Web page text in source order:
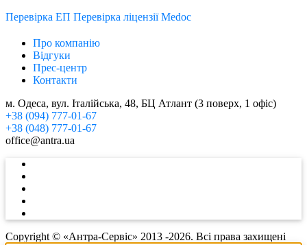
Перевірка ЕП Перевірка ліцензії Medoc
Про компанію
Відгуки
Прес-центр
Контакти
м. Одеса, вул. Італійська, 48, БЦ Атлант (3 поверх, 1 офіс)
+38 (094) 777-01-67
+38 (048) 777-01-67
office@antra.ua
Copyright © «Антра-Сервіс» 2013 -2026. Всі права захищені